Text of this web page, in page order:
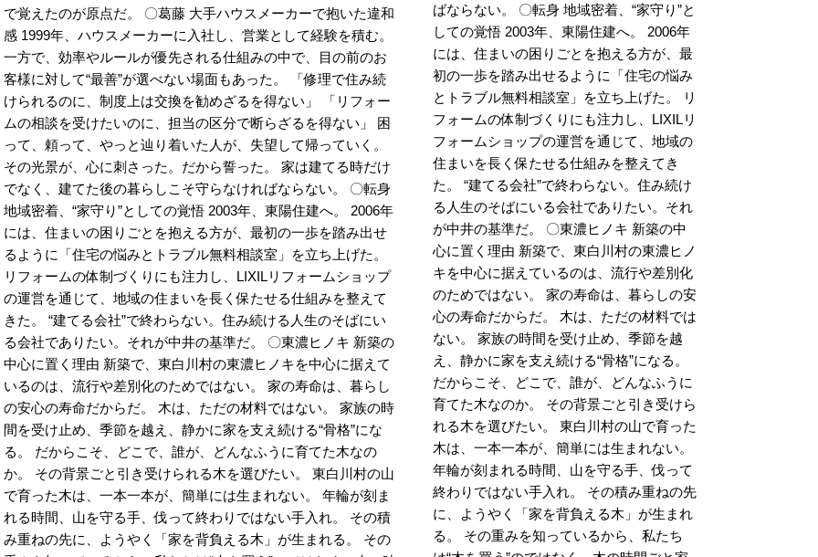
で覚えたのが原点だ。 〇葛藤 大手ハウスメーカーで抱いた違和
感 1999年、ハウスメーカーに入社し、営業として経験を積む。
一方で、効率やルールが優先される仕組みの中で、目の前のお
客様に対して“最善”が選べない場面もあった。 「修理で住み続
けられるのに、制度上は交換を勧めざるを得ない」 「リフォー
ムの相談を受けたいのに、担当の区分で断らざるを得ない」 困
って、頼って、やっと辿り着いた人が、失望して帰っていく。
その光景が、心に刺さった。だから誓った。 家は建てる時だけ
でなく、建てた後の暮らしこそ守らなければならない。 〇転身
地域密着、“家守り”としての覚悟 2003年、東陽住建へ。 2006年
には、住まいの困りごとを抱える方が、最初の一歩を踏み出せ
るように「住宅の悩みとトラブル無料相談室」を立ち上げた。
リフォームの体制づくりにも注力し、LIXILリフォームショップ
の運営を通じて、地域の住まいを長く保たせる仕組みを整えて
きた。 “建てる会社”で終わらない。住み続ける人生のそばにい
る会社でありたい。それが中井の基準だ。 〇東濃ヒノキ 新築の
中心に置く理由 新築で、東白川村の東濃ヒノキを中心に据えて
いるのは、流行や差別化のためではない。 家の寿命は、暮らし
の安心の寿命だからだ。 木は、ただの材料ではない。 家族の時
間を受け止め、季節を越え、静かに家を支え続ける“骨格”にな
る。 だからこそ、どこで、誰が、どんなふうに育てた木なの
か。 その背景ごと引き受けられる木を選びたい。 東白川村の山
で育った木は、一本一本が、簡単には生まれない。 年輪が刻ま
れる時間、山を守る手、伐って終わりではない手入れ。 その積
み重ねの先に、ようやく「家を背負える木」が生まれる。 その
ばならない。 〇転身 地域密着、“家守り”と
しての覚悟 2003年、東陽住建へ。 2006年
には、住まいの困りごとを抱える方が、最
初の一歩を踏み出せるように「住宅の悩み
とトラブル無料相談室」を立ち上げた。 リ
フォームの体制づくりにも注力し、LIXILリ
フォームショップの運営を通じて、地域の
住まいを長く保たせる仕組みを整えてき
た。 “建てる会社”で終わらない。住み続け
る人生のそばにいる会社でありたい。それ
が中井の基準だ。 〇東濃ヒノキ 新築の中
心に置く理由 新築で、東白川村の東濃ヒノ
キを中心に据えているのは、流行や差別化
のためではない。 家の寿命は、暮らしの安
心の寿命だからだ。 木は、ただの材料では
ない。 家族の時間を受け止め、季節を越
え、静かに家を支え続ける“骨格”になる。
だからこそ、どこで、誰が、どんなふうに
育てた木なのか。 その背景ごと引き受けら
れる木を選びたい。 東白川村の山で育った
木は、一本一本が、簡単には生まれない。
年輪が刻まれる時間、山を守る手、伐って
終わりではない手入れ。 その積み重ねの先
に、ようやく「家を背負える木」が生まれ
る。 その重みを知っているから、私たち